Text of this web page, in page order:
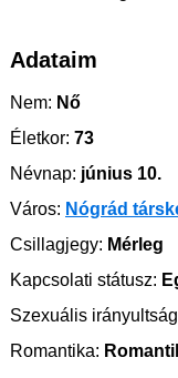
Adataim
Nem: Nő
Életkor: 73
Névnap: június 10.
Város: Nógrád
Csillagjegy: Mérleg
Kapcsolati státusz:
Szexuális
Romantika: